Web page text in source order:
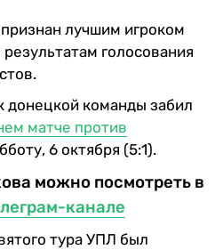
лучшим игроком
голосования
донецкой команды забил
матче против
6 октября (5:1).
можно посмотреть в
канале
тура УПЛ был